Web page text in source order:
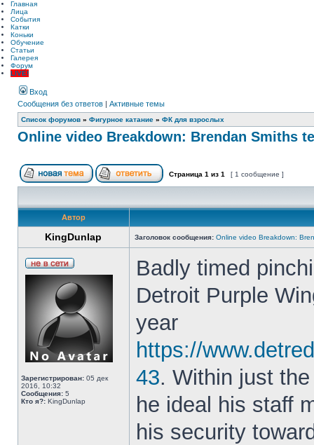
Главная
Лица
События
Катки
Коньки
Обучение
Статьи
Галерея
Форум
LIVE!
Вход
Сообщения без ответов | Активные темы
Список форумов » Фигурное катание » ФК для взрослых
Online video Breakdown: Brendan Smiths
Страница 1 из 1 [ 1 сообщение ]
Автор
KingDunlap Заголовок сообщения: Online video Breakdown:
Зарегистрирован: 05 дек
2016, 10:32
Сообщения: 5
Кто я?: KingDunlap
Badly timed
Detroit Purple
year
https://
43. Within just
he ideal his staff
his security